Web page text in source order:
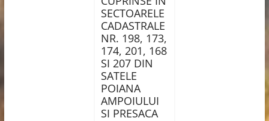
SECTOARELE
CADASTRALE
NR. 198, 173,
174, 201, 168
SI 207 DIN
SATELE
POIANA
AMPOIULUI
SI PRESACA